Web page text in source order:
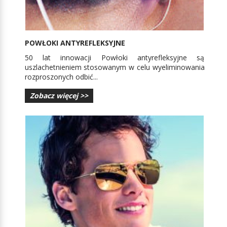
POWŁOKI ANTYREFLEKSYJNE
50 lat innowacji Powłoki antyrefleksyjne są
uszlachetnieniem stosowanym w celu wyeliminowania
rozproszonych odbić...
Zobacz więcej >>